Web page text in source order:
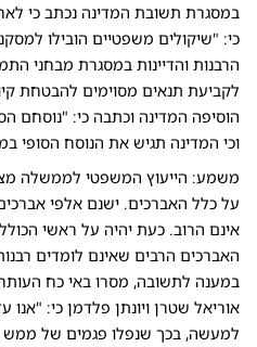
במסגרת תשובת המדינה נכתב כי
כי: "שיקולים משפטיים הובילו
הרבנות והדיינות במסגרת מבחני
לקביעת תנאים מסוימים להבטחת
הוסיפה המדינה וכתבה כי: "נוסחם
וכי המדינה תגיש את הנוסח הסופי
משמע: הייעוץ המשפטי לממשלה
על כלל האברכים. ישנם אלפי
אינם הרוב. כעת יהיה על ראשי
האברכים הרבים שאינם לומדים
במענה לתשובה, מסרו באי כח
אוריאל שטרן ויונתן פלדמן כי:
למעשה, בכך שנפלו פגמים של